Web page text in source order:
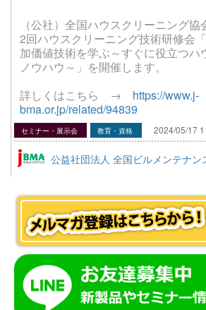
（公社）全国ハウスクリーニング
2回ハウスクリーニング技術研修会
加価値技術を学ぶ～すぐに役立つハ
ノウハウ～」を開催します。
詳しくはこちら → https://www.j-
bma.or.jp/related/94839
セミナー・展示会 教育・資格 2024/05/17
公益社団法人 全国ビルメンテナン